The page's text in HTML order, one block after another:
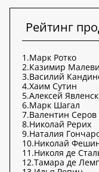
Рейтинг
1.Марк Ротко
2.Казимир
3.Василий
4.Хаим Сутин
5.Алексей
6.Марк Шагал
7.Валентин Серов
8.Николай Рерих
9.Наталия
10.Николай
11.Николя де
12.Тамара де